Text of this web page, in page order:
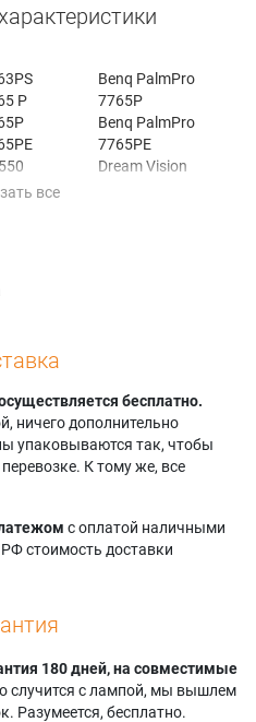
P
Benq PalmPro
7765P
Benq PalmPro
7765PE
Dream Vision
бесплатно.
ничего дополнительно
упаковываются так, чтобы
К тому же, все
с оплатой наличными
стоимость доставки
180 дней, на совместимые
случится с лампой, мы вышлем
Разумеется, бесплатно.